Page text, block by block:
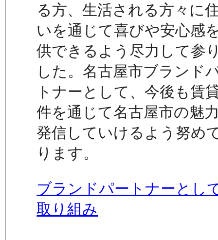
る方、生活される方々に
いを通じて喜びや安心感
供できるよう尽力して参
した。名古屋市ブランド
トナーとして、今後も賃
件を通じて名古屋市の魅
発信していけるよう努め
ります。
ブランドパートナーとし
取り組み